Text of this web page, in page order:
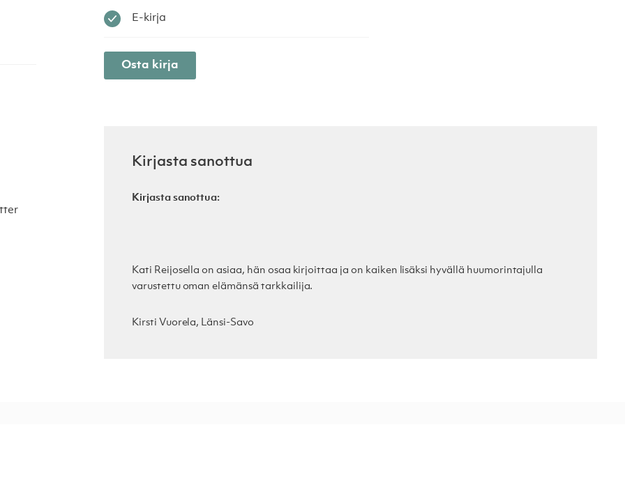
E-kirja
Osta kirja
Kirjasta sanottua
Kirjasta sanottua:
Kati Reijosella on asiaa, hän osaa kirjoittaa ja on kaiken lisäksi hyvällä huumorintajulla
varustettu oman elämänsä tarkkailija.
Kirsti Vuorela, Länsi-Savo